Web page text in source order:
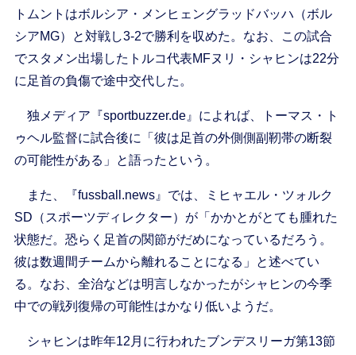
トムントはボルシア・メンヒェングラッドバッハ（ボル
シアMG）と対戦し3-2で勝利を収めた。なお、この試合
でスタメン出場したトルコ代表MFヌリ・シャヒンは22分
に足首の負傷で途中交代した。
独メディア『sportbuzzer.de』によれば、トーマス・ト
ゥヘル監督に試合後に「彼は足首の外側側副靭帯の断裂
の可能性がある」と語ったという。
また、『fussball.news』では、ミヒャエル・ツォルク
SD（スポーツディレクター）が「かかとがとても腫れた
状態だ。恐らく足首の関節がだめになっているだろう。
彼は数週間チームから離れることになる」と述べてい
る。なお、全治などは明言しなかったがシャヒンの今季
中での戦列復帰の可能性はかなり低いようだ。
シャヒンは昨年12月に行われたブンデスリーガ第13節